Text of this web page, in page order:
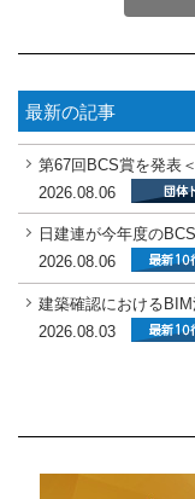
最新の記事
第67回BCS賞を発表
2026.08.06
日建連が今年度の
2026.08.06
建築確認における
2026.08.03